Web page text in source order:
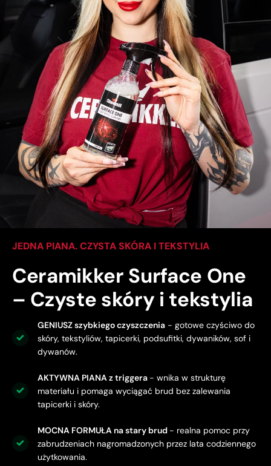
JEDNA PIANA. CZYSTA SKÓRA I TEKSTYLIA
Ceramikker Surface One
– Czyste skóry i tekstylia
GENIUSZ szybkiego czyszczenia- gotowe czyściwo do
skóry, tekstyliów, tapicerki, podsufitki, dywaników, sof i
dywanów.
AKTYWNA PIANA z triggera - wnika w strukturę
materiału i pomaga wyciągać brud bez zalewania
tapicerki i skóry.
MOCNA FORMUŁA na stary brud - realna pomoc przy
zabrudzeniach nagromadzonych przez lata codziennego
użytkowania.